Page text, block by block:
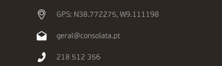
GPS: N38.772275, W9.111198
geral@consolata.pt
218 512 356